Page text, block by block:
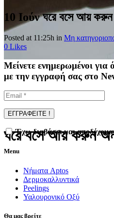
ঘরে বসে আয় করুন
10 Ιούνঘরে বসে আয় করুন
Posted at 11:25h in Μη
0 Likes
Μείνετε ενημερωμένοι για
με την εγγραφή σας στο
Έχω διαβάσει και
Menu
Νήματα Aptos
Δερμοκαλλυντικά
Peelings
Υαλουρονικό Οξύ
Θα μας βρείτε